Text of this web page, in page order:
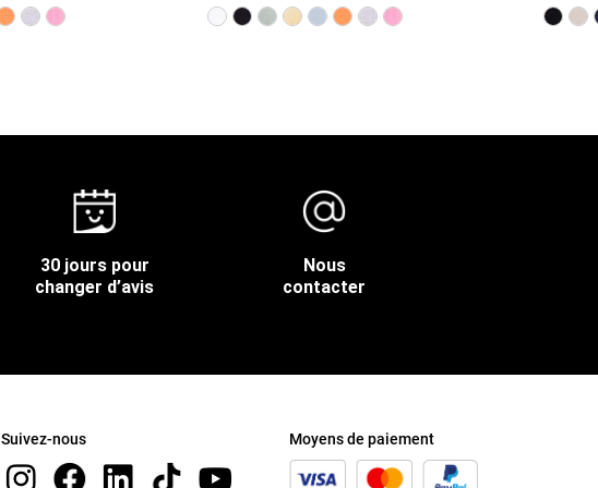
30 jours pour
changer d’avis
Nous
contacter
Suivez-nous Moyens de paiement